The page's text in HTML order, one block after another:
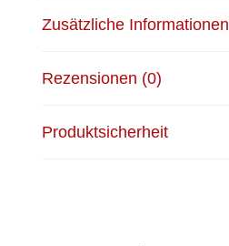
Zusätzliche Informationen
Rezensionen (0)
Produktsicherheit